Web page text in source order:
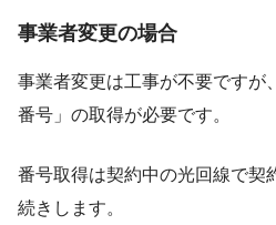
BIGLOBE
(受
ぷらら
DTI
事業者変更の場合
事業者変更は工事が不要ですが
番号」の取得が必要です。
番号取得は契約中の光回線で契
続きします。